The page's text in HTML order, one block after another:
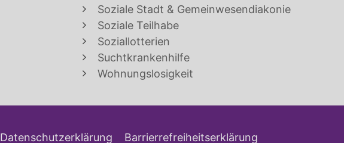
Soziale Stadt & Gemeinwesendiakonie
Soziale Teilhabe
Soziallotterien
Suchtkrankenhilfe
Wohnungslosigkeit
Datenschutzerklärung Barrierrefreiheitserklärung